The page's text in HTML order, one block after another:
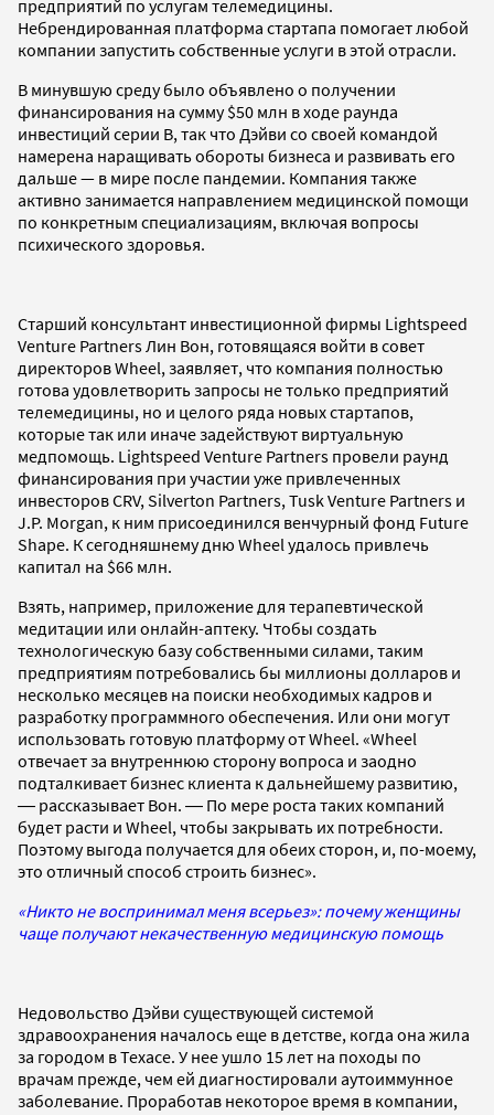
предприятий по услугам телемедицины.
Небрендированная платформа стартапа помогает любой
компании запустить собственные услуги в этой отрасли.
В минувшую среду было объявлено о получении
финансирования на сумму $50 млн в ходе раунда
инвестиций серии B, так что Дэйви со своей командой
намерена наращивать обороты бизнеса и развивать его
дальше — в мире после пандемии. Компания также
активно занимается направлением медицинской помощи
по конкретным специализациям, включая вопросы
психического здоровья.
Старший консультант инвестиционной фирмы Lightspeed
Venture Partners Лин Вон, готовящаяся войти в совет
директоров Wheel, заявляет, что компания полностью
готова удовлетворить запросы не только предприятий
телемедицины, но и целого ряда новых стартапов,
которые так или иначе задействуют виртуальную
медпомощь. Lightspeed Venture Partners провели раунд
финансирования при участии уже привлеченных
инвесторов CRV, Silverton Partners, Tusk Venture Partners и
J.P. Morgan, к ним присоединился венчурный фонд Future
Shape. К сегодняшнему дню Wheel удалось привлечь
капитал на $66 млн.
Взять, например, приложение для терапевтической
медитации или онлайн-аптеку. Чтобы создать
технологическую базу собственными силами, таким
предприятиям потребовались бы миллионы долларов и
несколько месяцев на поиски необходимых кадров и
разработку программного обеспечения. Или они могут
использовать готовую платформу от Wheel. «Wheel
отвечает за внутреннюю сторону вопроса и заодно
подталкивает бизнес клиента к дальнейшему развитию,
― рассказывает Вон. ― По мере роста таких компаний
будет расти и Wheel, чтобы закрывать их потребности.
Поэтому выгода получается для обеих сторон, и, по-моему,
это отличный способ строить бизнес».
«Никто не воспринимал меня всерьез»: почему женщины
чаще получают некачественную медицинскую помощь
Недовольство Дэйви существующей системой
здравоохранения началось еще в детстве, когда она жила
за городом в Техасе. У нее ушло 15 лет на походы по
врачам прежде, чем ей диагностировали аутоиммунное
заболевание. Проработав некоторое время в компании,